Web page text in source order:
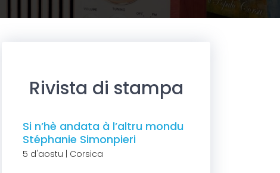
Rivista di stampa
Si n’hè andata à l’altru mondu
Stéphanie Simonpieri
5 d'aostu | Corsica